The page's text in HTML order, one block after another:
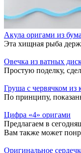
Акула оригами из
Эта хищная рыба
Овечка из ватных
Простую поделку,
Груша с червячком из
По принципу,
Цифра «4» оригами
Предлагаем в
Вам также может
Оригинальное